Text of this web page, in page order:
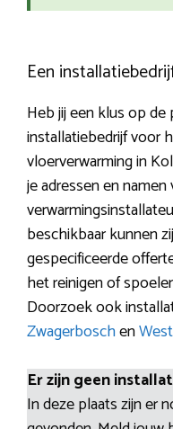
Een
Heb jij een klus op de
installatiebedrijf voor
vloerverwarming in
je adressen en
beschikbaar kunnen
gespecificeerde
het reinigen of
Doorzoek ook
Zwagerboschen
Er zijn geen
In deze plaats zijn er